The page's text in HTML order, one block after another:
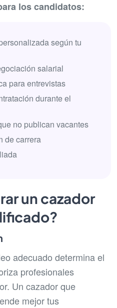
los candidatos:
según tu
salarial
para entrevistas
durante el
no publican vacantes
de carrera
un cazador
adecuado determina el
profesionales
Un cazador que
mejor tus